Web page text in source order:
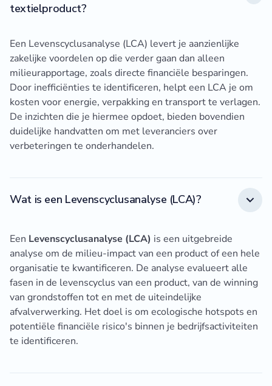
textielproduct?
Een Levenscyclusanalyse (LCA) levert je aanzienlijke
zakelijke voordelen op die verder gaan dan alleen
milieurapportage, zoals directe financiële besparingen.
Door inefficiënties te identificeren, helpt een LCA je om
kosten voor energie, verpakking en transport te verlagen.
De inzichten die je hiermee opdoet, bieden bovendien
duidelijke handvatten om met leveranciers over
verbeteringen te onderhandelen.
Wat is een Levenscyclusanalyse (LCA)?
Een Levenscyclusanalyse (LCA) is een uitgebreide
analyse om de milieu-impact van een product of een hele
organisatie te kwantificeren. De analyse evalueert alle
fasen in de levenscyclus van een product, van de winning
van grondstoffen tot en met de uiteindelijke
afvalverwerking. Het doel is om ecologische hotspots en
potentiële financiële risico's binnen je bedrijfsactiviteiten
te identificeren.